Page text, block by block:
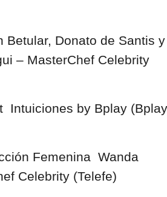
Donato de Santis y
– MasterChef Celebrity
Intuiciones by Bplay (Bplay
Femenina Wanda
Celebrity (Telefe)